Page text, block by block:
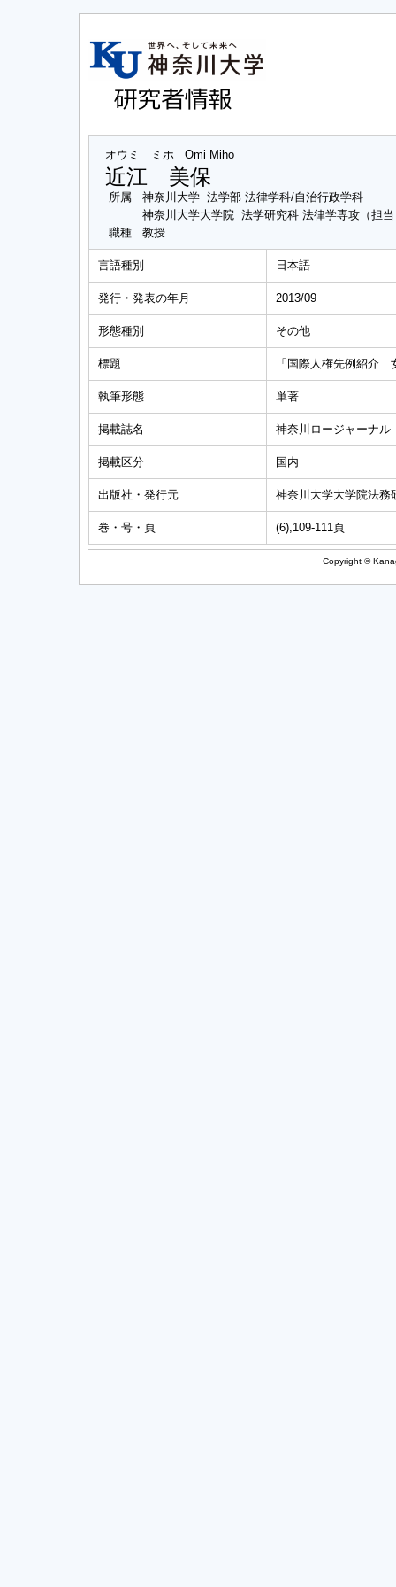
オウミ ミホ Omi Miho
近江 美保
所属
神奈川大学 法学部 法律学科/自治行政学科
神奈川大学大学院 法学研究科 法律学専攻（担
職種
教授
言語種別 日本語
発行・発表の年月 2013/09
形態種別 その他
標題 「国際人権先例紹介
執筆形態 単著
掲載誌名 神奈川ロージャーナル
掲載区分 国内
出版社・発行元 神奈川大学大学院法務
巻・号・頁 (6),109-111頁
Copyright ©